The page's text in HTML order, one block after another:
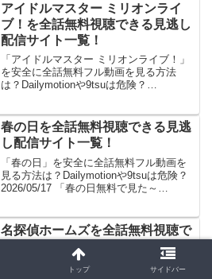
アイドルマスター ミリオンライ
ブ！を全話無料視聴できる見逃し
配信サイト一覧！
「アイドルマスター ミリオンライブ！」
を安全に全話無料フル動画を見る方法
は？Dailymotionや9tsuは危険？
よ！(/・ω・)/。GYAO!やパンドラ...
春の日を全話無料視聴できる見逃
し配信サイト一覧！
「春の日」を安全に全話無料フル動画を
見る方法は？Dailymotionや9tsuは危険？
2026/05/17 「春の日無料で見た～
YouTubeも...
名探偵ホームズを全話無料視聴で
きる見逃し配信サイト一覧！
「名探偵ホームズ」を安全に全話無料フ
トップ サイドバー